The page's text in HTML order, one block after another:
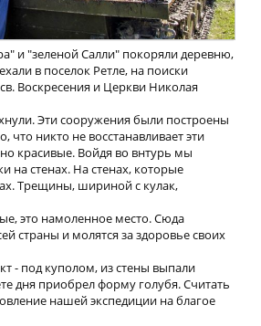
и "зеленой Салли" покоряли деревню,
в поселок Ретле, на поиски
Воскресения и Церкви Николая
Эти сооружения были построены
что никто не восстанавливает эти
красивые. Войдя во внтурь мы
на стенах. На стенах, которые
Трещины, шириной с кулак,
это намоленное место. Сюда
страны и молятся за здоровье своих
- под куполом, из стены выпали
дня приобрел форму голубя. Считать
нашей экспедиции на благое